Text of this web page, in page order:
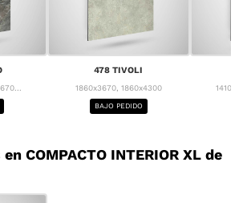
478 TIVOLI
1860x3670, 1860x4300
BAJO PEDIDO
COMPACTO INTERIOR XL de